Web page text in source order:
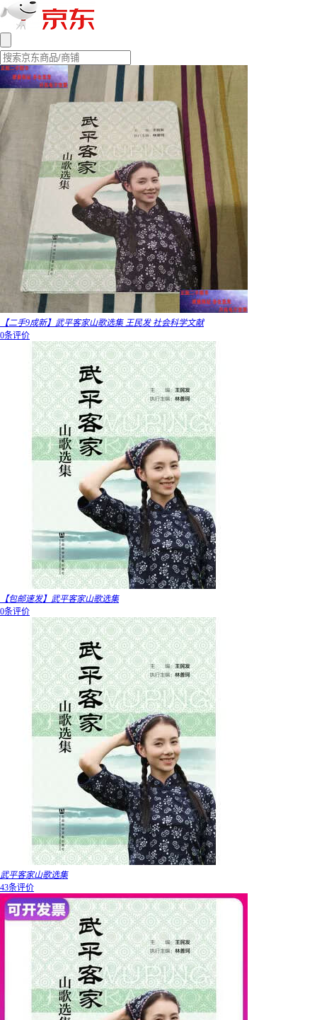
【二手9成新】武平客家山歌选集 王民发 社会科学文献
0条评价
【包邮速发】武平客家山歌选集
0条评价
武平客家山歌选集
43条评价